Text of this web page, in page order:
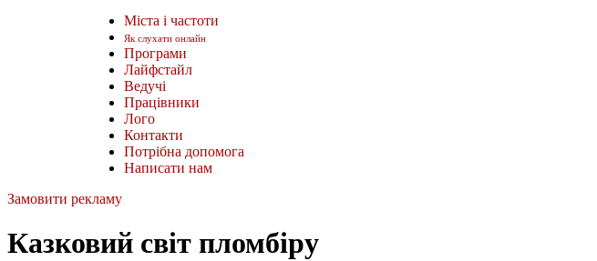
Міста і частоти
Як слухати онлайн
Програми
Лайфстайл
Ведучі
Працівники
Лого
Контакти
Потрібна допомога
Написати нам
Замовити рекламу
Казковий світ пломбіру